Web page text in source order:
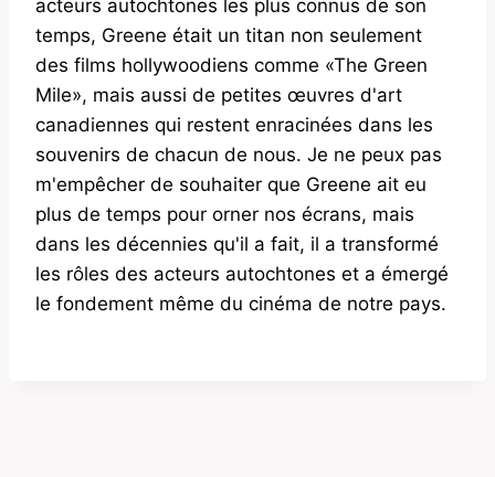
acteurs autochtones les plus connus de son
temps, Greene était un titan non seulement
des films hollywoodiens comme «The Green
Mile», mais aussi de petites œuvres d'art
canadiennes qui restent enracinées dans les
souvenirs de chacun de nous. Je ne peux pas
m'empêcher de souhaiter que Greene ait eu
plus de temps pour orner nos écrans, mais
dans les décennies qu'il a fait, il a transformé
les rôles des acteurs autochtones et a émergé
le fondement même du cinéma de notre pays.